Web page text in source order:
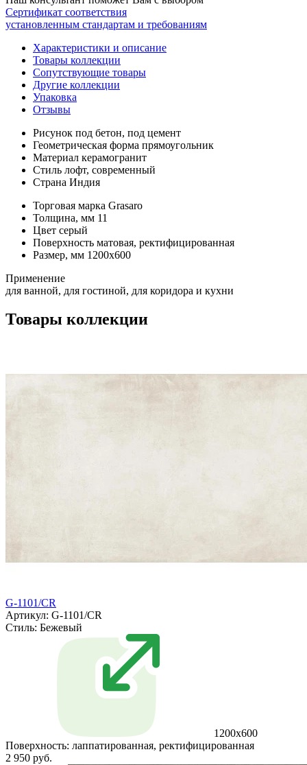
Сертификат соответствия
установленным стандартам и требованиям
Характеристики и описание
Товары коллекции
Сопутствующие товары
Другие коллекции
Упаковка
Отзывы
Рисунок под бетон, под цемент
Геометрическая форма прямоугольник
Материал керамогранит
Стиль лофт, современный
Страна Индия
Торговая марка Grasaro
Толщина, мм 11
Цвет серый
Поверхность матовая, ректифицированная
Размер, мм 1200x600
Применение
для ванной, для гостиной, для коридора и кухни
Товары коллекции
G-1101/CR
Артикул: G-1101/CR
Стиль: Бежевый
1200x600
Поверхность: лаппатированная, ректифицированная
2 950 руб.